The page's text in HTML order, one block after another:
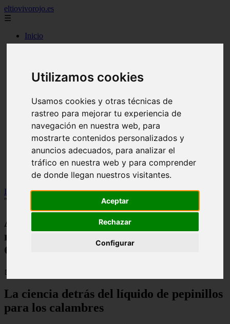
Utilizamos cookies
Usamos cookies y otras técnicas de
rastreo para mejorar tu experiencia de
navegación en nuestra web, para
mostrarte contenidos personalizados y
anuncios adecuados, para analizar el
tráfico en nuestra web y para comprender
de donde llegan nuestros visitantes.
Aceptar
Rechazar
Configurar
eltiovivorojo.es
☰
Inicio
argentina
carnes
espana
huevos
mariscos
otros
postres
reposteria
venezuela
verduras
Inicio
recetas >Antelm Pujol, médico especialista en nutrición:
"Esta es la bebida secreta de Carlos Alcaraz..."
Antelm Pujol, médico especialista en
nutrición: "Esta es la bebida secreta de
Carlos Alcaraz..."
📅 02/02/2026
La ciencia detrás del líquido de pepinillos
para los calambres